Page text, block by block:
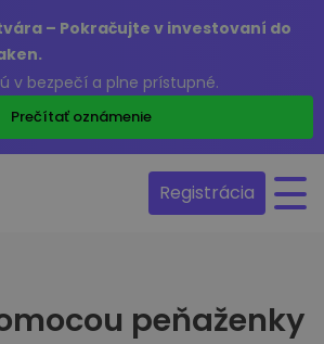
– Pokračujte v investovaní do
v bezpečí a plne prístupné.
Prečítať oznámenie
Registrácia
peňaženky